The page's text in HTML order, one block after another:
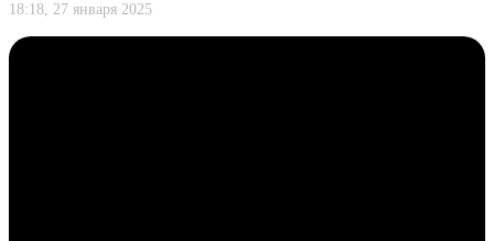
18:18, 27 января 2025